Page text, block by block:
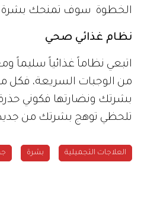
الخطوة سوف تمنحك بشرة
نظام غذائي صحي
اتبعي نظاماً غذائياً سليماً
من الوجبات السريعة، فكل
بشرتك ونضارتها فكوني
تلحظي توهج بشرتك من
العلاجات التجميلية بشرة